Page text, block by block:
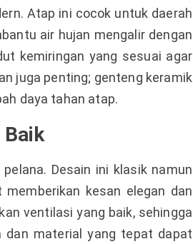
Atap ini cocok untuk daerah
air hujan mengalir dengan
kemiringan yang sesuai agar
juga penting; genteng keramik
daya tahan atap.
Baik
Desain ini klasik namun
kesan elegan dan
ventilasi yang baik, sehingga
dan material yang tepat dapat